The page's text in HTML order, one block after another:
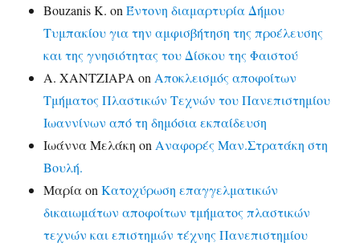
Bouzanis K. onΈντονη διαμαρτυρία Δήμου
Τυμπακίου για την αμφισβήτηση της προέλευσης
και της γνησιότητας του Δίσκου της Φαιστού
Α. ΧΑΝΤΖΙΑΡΑ on Αποκλεισμός αποφοίτων
Τμήματος Πλαστικών Τεχνών του Πανεπιστημίου
Ιωαννίνων από τη δημόσια εκπαίδευση
Ιωάννα Μελάκη on Αναφορές Μαν.Στρατάκη στη
Βουλή.
ΜαρίαonΚατοχύρωση επαγγελματικών
δικαιωμάτων αποφοίτων τμήματος πλαστικών
τεχνών και επιστημών τέχνης Πανεπιστημίου